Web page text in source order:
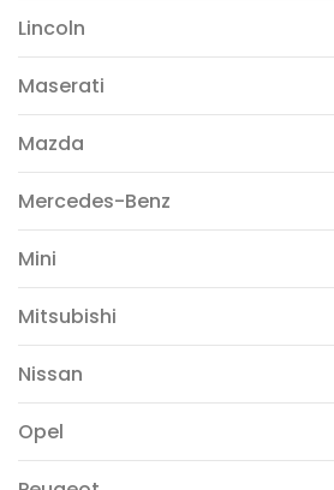
Lincoln
Maserati
Mazda
Mercedes-Benz
Mini
Mitsubishi
Nissan
Opel